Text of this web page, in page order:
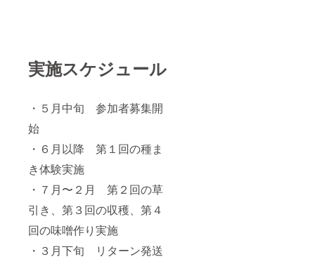
実施スケジュール
・５月中旬 参加者募集開
始
・６月以降 第１回の種ま
き体験実施
・７月〜２月 第２回の草
引き、第３回の収穫、第４
回の味噌作り実施
・３月下旬 リターン発送